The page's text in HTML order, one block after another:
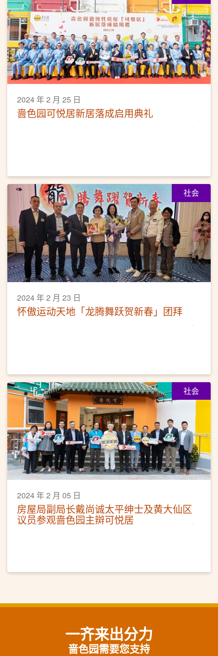
2024 年 2 月 25 日
啬色园可悦居新居落成启用典礼
社会
2024 年 2 月 23 日
怀傲运动天地「龙腾舞跃贺新春」团拜
社会
2024 年 2 月 05 日
房屋局副局长戴尚诚太平绅士及黄大仙区
议员参观啬色园主辬可悦居
一齐来出分力
啬色园需要您支持